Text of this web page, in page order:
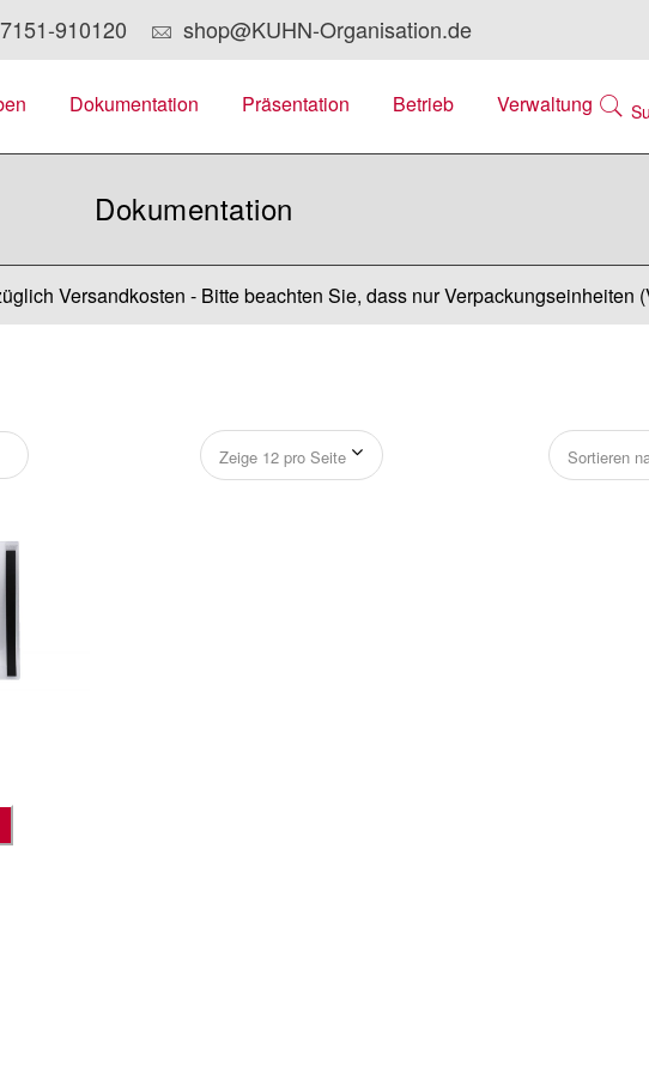
910120 shop@KUHN-Organisation.de
Dokumentation Präsentation Betrieb Verwaltung
Dokumentation
Versandkosten - Bitte beachten Sie, dass nur Verpackungseinheiten